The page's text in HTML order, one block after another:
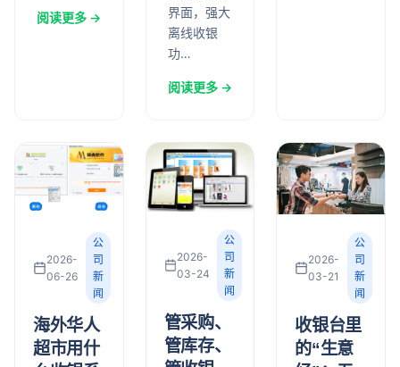
阅读更多 →
界面，强大
离线收银
功…
阅读更多 →
2026-
06-26
公
司
新
闻
海外华人
超市用什
2026-
03-24
公
司
新
闻
管采购、
管库存、
2026-
03-21
公
司
新
闻
收银台里
的“生意